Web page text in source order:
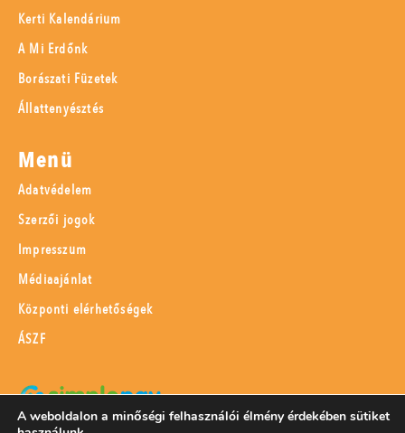
Kerti Kalendárium
A Mi Erdőnk
Borászati Füzetek
Állattenyésztés
Menü
Adatvédelem
Szerzői jogok
Impresszum
Médiaajánlat
Központi elérhetőségek
ÁSZF
A weboldalon a minőségi felhasználói élmény érdekében sütiket